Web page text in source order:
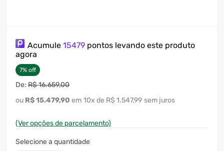
Acumule 15479 pontos levando este produto
agora
7% off
R$16.659,00
R$15.479,90 10x R$ 1.547,99 sem juros
(Ver opções de parcelamento)